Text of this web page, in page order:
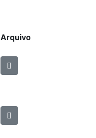
Arquivo